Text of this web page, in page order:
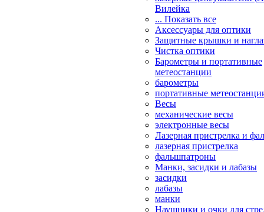
Вилейка
... Показать все
Аксессуары для оптики
Защитные крышки и
Чистка оптики
Барометры и портативные
метеостанции
барометры
портативные
Весы
механические весы
электронные весы
Лазерная пристрелка и
лазерная пристрелка
фальшпатроны
Манки, засидки и лабазы
засидки
лабазы
манки
Наушники и очки для